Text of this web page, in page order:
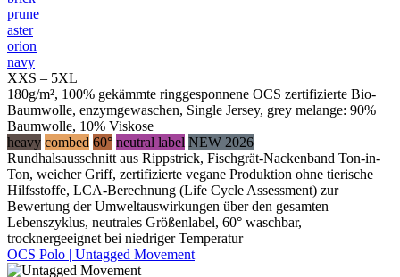
prune
aster
orion
navy
XXS – 5XL
180g/m², 100% gekämmte ringgesponnene OCS zertifizierte Bio-
Baumwolle, enzymgewaschen, Single Jersey, grey melange: 90%
Baumwolle, 10% Viskose
heavy combed 60° neutral label NEW 2026
Rundhalsausschnitt aus Rippstrick, Fischgrät-Nackenband Ton-in-
Ton, weicher Griff, zertifizierte vegane Produktion ohne tierische
Hilfsstoffe, LCA-Berechnung (Life Cycle Assessment) zur
Bewertung der Umweltauswirkungen über den gesamten
Lebenszyklus, neutrales Größenlabel, 60° waschbar,
trocknergeeignet bei niedriger Temperatur
OCS Polo | Untagged Movement